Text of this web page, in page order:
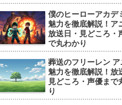
僕のヒーローアカデ
魅力を徹底解説！ア
放送日・見どころ・
で丸わかり
葬送のフリーレン ア
魅力を徹底解説！放
見どころ・声優まで
り